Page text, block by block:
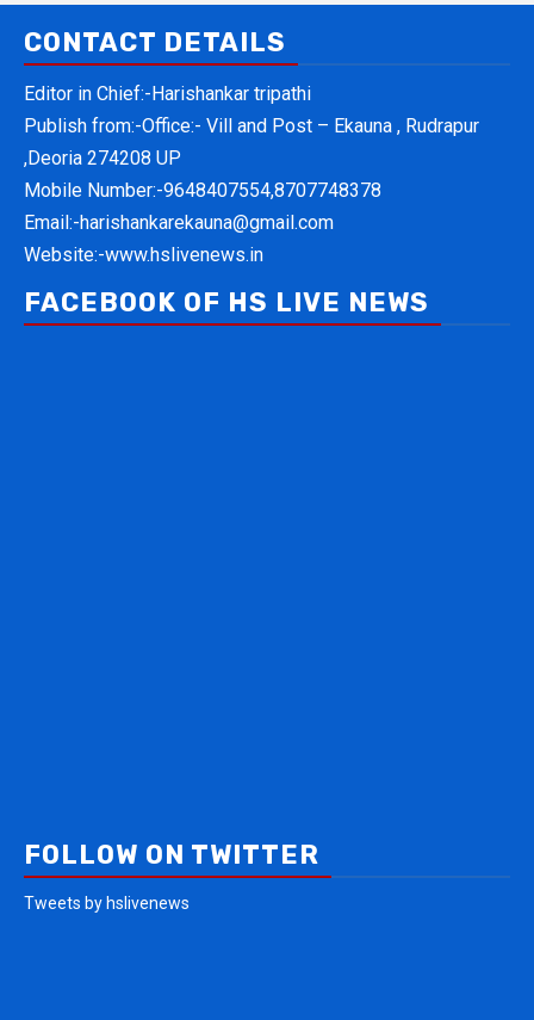
CONTACT DETAILS
Editor in Chief:-Harishankar tripathi
Publish from:-Office:- Vill and Post – Ekauna , Rudrapur
,Deoria 274208 UP
Mobile Number:-9648407554,8707748378
Email:-harishankarekauna@gmail.com
Website:-www.hslivenews.in
FACEBOOK OF HS LIVE NEWS
FOLLOW ON TWITTER
Tweets by hslivenews